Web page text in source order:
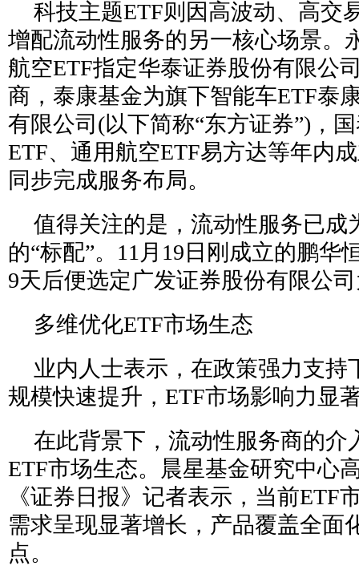
科技主题ETF则因高波动、高交
增配流动性服务的另一核心场景。
航空ETF指定华泰证券股份有限公
商，泰康基金为旗下智能车ETF泰
有限公司(以下简称“东方证券”)，
ETF、通用航空ETF易方达等年内
同步完成服务布局。
值得关注的是，流动性服务已成
的“标配”。11月19日刚成立的鹏华
9天后便选定广发证券股份有限公
多维优化ETF市场生态
业内人士表示，在政策强力支持
规模快速提升，ETF市场影响力显
在此背景下，流动性服务商的介
ETF市场生态。晨星基金研究中心
《证券日报》记者表示，当前ETF
需求呈现显著增长，产品覆盖全面
点。